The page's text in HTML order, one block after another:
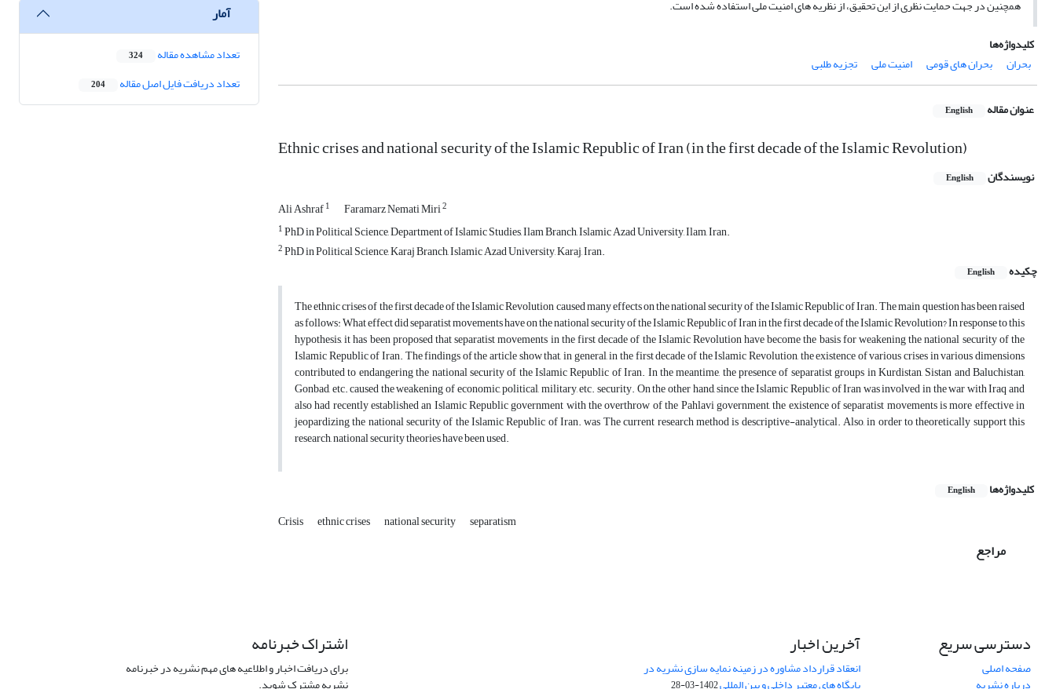
همچنین در جهت حمایت نظری از این تحقیق، از نظریه های امنیت ملی استفاده شده است.
کلیدواژه‌ها
بحران
بحران های قومی امنیت ملی تجزیه طلبی
عنوان مقاله English
Ethnic crises and national security of the Islamic Republic of Iran (in the first decade of the Islamic Revolution)
نویسندگان English
Ali Ashraf1 Faramarz Nemati Miri2
1PhD in Political Science, Department of Islamic Studies, Ilam Branch, Islamic Azad University, Ilam, Iran.
2PhD in Political Science, Karaj Branch, Islamic Azad University, Karaj, Iran.
چکیده
English
The ethnic crises of the first decade of the Islamic Revolution caused many effects on the national security of the Islamic Republic of Iran. The main question has been raised
as follows: What effect did separatist movements have on the national security of the Islamic Republic of Iran in the first decade of the Islamic Revolution? In response to this
hypothesis, it has been proposed that separatist movements in the first decade of the Islamic Revolution have become the basis for weakening the national security of the
Islamic Republic of Iran. The findings of the article show that, in general, in the first decade of the Islamic Revolution, the existence of various crises in various dimensions
contributed to endangering the national security of the Islamic Republic of Iran. In the meantime, the presence of separatist groups in Kurdistan, Sistan and Baluchistan,
Gonbad, etc. caused the weakening of economic, political, military, etc. security. On the other hand, since the Islamic Republic of Iran was involved in the war with Iraq and
also had recently established an Islamic Republic government with the overthrow of the Pahlavi government, the existence of separatist movements is more effective in
jeopardizing the national security of the Islamic Republic of Iran. was The current research method is descriptive-analytical. Also, in order to theoretically support this
research, national security theories have been used.
کلیدواژه‌ها English
Crisis ethnic crises national security separatism
مراجع
آمار
تعداد مشاهده مقاله 324
تعداد دریافت فایل اصل مقاله 204
دسترسی سریع
صفحه اصلی
آخرین اخبار
انعقاد قرارداد مشاوره در زمینه نمایه سازی نشریه در
اشتراک خبرنامه
برای دریافت اخبار و اطلاعیه های مهم نشریه در خبرنامه